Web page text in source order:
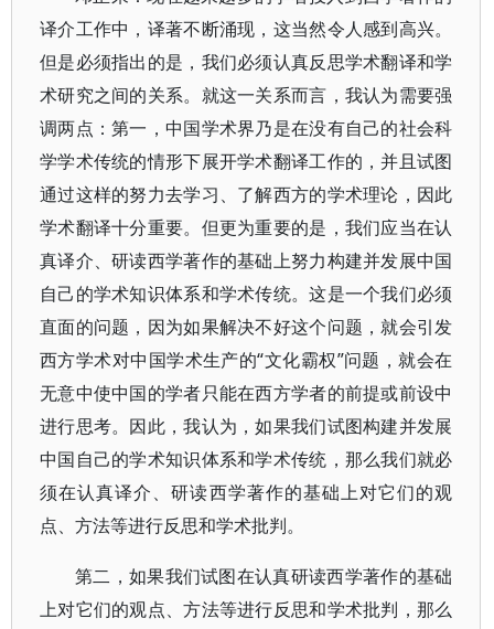
译介工作中，译著不断涌现，这当然令人感到高兴。
但是必须指出的是，我们必须认真反思学术翻译和学
术研究之间的关系。就这一关系而言，我认为需要强
调两点：第一，中国学术界乃是在没有自己的社会科
学学术传统的情形下展开学术翻译工作的，并且试图
通过这样的努力去学习、了解西方的学术理论，因此
学术翻译十分重要。但更为重要的是，我们应当在认
真译介、研读西学著作的基础上努力构建并发展中国
自己的学术知识体系和学术传统。这是一个我们必须
直面的问题，因为如果解决不好这个问题，就会引发
西方学术对中国学术生产的“文化霸权”问题，就会在
无意中使中国的学者只能在西方学者的前提或前设中
进行思考。因此，我认为，如果我们试图构建并发展
中国自己的学术知识体系和学术传统，那么我们就必
须在认真译介、研读西学著作的基础上对它们的观
点、方法等进行反思和学术批判。
第二，如果我们试图在认真研读西学著作的基础
上对它们的观点、方法等进行反思和学术批判，那么